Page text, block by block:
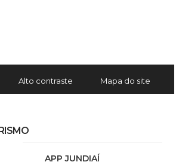
Alto contraste Mapa do site
APP JUNDIAÍ